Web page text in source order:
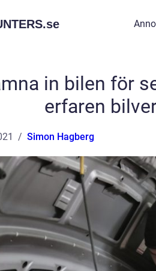
se
in bilen för
erfaren
Simon Hagberg